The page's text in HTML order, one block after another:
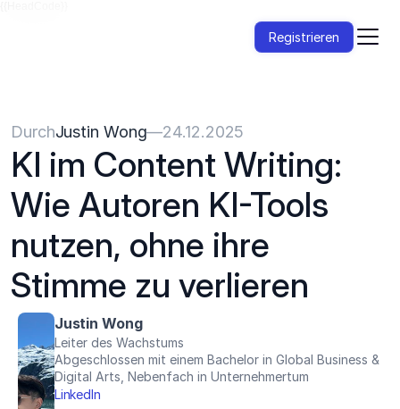
Registrieren
DurchJustin Wong—24.12.2025
KI im Content Writing:
Wie Autoren KI-Tools
nutzen, ohne ihre
Stimme zu verlieren
Justin Wong
Leiter des Wachstums
Abgeschlossen mit einem Bachelor in Global Business &
Digital Arts, Nebenfach in Unternehmertum
LinkedIn